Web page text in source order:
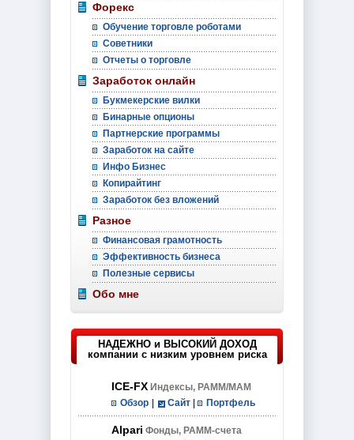
Форекс
Обучение торговле роботами
Советники
Отчеты о торговле
Заработок онлайн
Букмекерские вилки
Бинарные опционы
Партнерские программы
Заработок на сайте
Инфо Бизнес
Копирайтинг
Заработок без вложений
Разное
Финансовая грамотность
Эффективность бизнеса
Полезные сервисы
Обо мне
НАДЕЖНО и ВЫСОКИЙ ДОХОД
компании с низким уровнем риска
ICE-FX Индексы, PAMM/MAM
Обзор Сайт Портфель
Alpari Фонды, PAMM-счета